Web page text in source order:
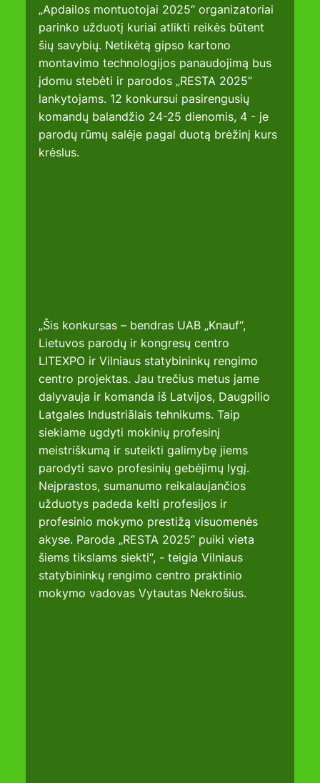
„Apdailos montuotojai 2025“ organizatoriai
parinko užduotį kuriai atlikti reikės būtent
šių savybių. Netikėtą gipso kartono
montavimo technologijos panaudojimą bus
įdomu stebėti ir parodos „RESTA 2025“
lankytojams. 12 konkursui pasirengusių
komandų balandžio 24-25 dienomis, 4 - je
parodų rūmų salėje pagal duotą brėžinį kurs
krėslus.
„Šis konkursas – bendras UAB „Knauf“,
Lietuvos parodų ir kongresų centro
LITEXPO ir Vilniaus statybininkų rengimo
centro projektas. Jau trečius metus jame
dalyvauja ir komanda iš Latvijos, Daugpilio
Latgales Industriālais tehnikums. Taip
siekiame ugdyti mokinių profesinį
meistriškumą ir suteikti galimybę jiems
parodyti savo profesinių gebėjimų lygį.
Neįprastos, sumanumo reikalaujančios
užduotys padeda kelti profesijos ir
profesinio mokymo prestižą visuomenės
akyse. Paroda „RESTA 2025“ puiki vieta
šiems tikslams siekti“, - teigia Vilniaus
statybininkų rengimo centro praktinio
mokymo vadovas Vytautas Nekrošius.